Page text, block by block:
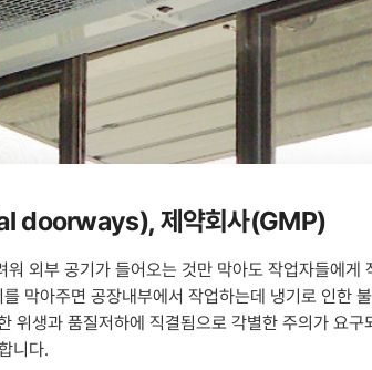
doorways), 제약회사(GMP)
외부 공기가 들어오는 것만 막아도 작업자들에
막아주면 공장내부에서 작업하는데 냉기로 인한
위생과 품질저하에 직결됨으로 각별한 주의가 요
니다.